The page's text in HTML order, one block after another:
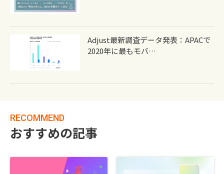
Adjust最新調査データ発表：APACで
2020年に最もモバ…
RECOMMEND
おすすめの記事